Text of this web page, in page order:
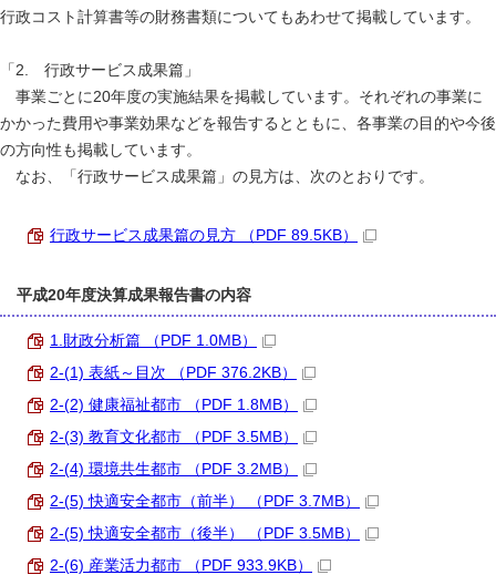
行政コスト計算書等の財務書類についてもあわせて掲載しています。
「2. 行政サービス成果篇」
事業ごとに20年度の実施結果を掲載しています。それぞれの事業に
かかった費用や事業効果などを報告するとともに、各事業の目的や今後
の方向性も掲載しています。
なお、「行政サービス成果篇」の見方は、次のとおりです。
行政サービス成果篇の見方 （PDF 89.5KB）
平成20年度決算成果報告書の内容
1.財政分析篇 （PDF 1.0MB）
2-(1) 表紙～目次 （PDF 376.2KB）
2-(2) 健康福祉都市 （PDF 1.8MB）
2-(3) 教育文化都市 （PDF 3.5MB）
2-(4) 環境共生都市 （PDF 3.2MB）
2-(5) 快適安全都市（前半） （PDF 3.7MB）
2-(5) 快適安全都市（後半） （PDF 3.5MB）
2-(6) 産業活力都市 （PDF 933.9KB）